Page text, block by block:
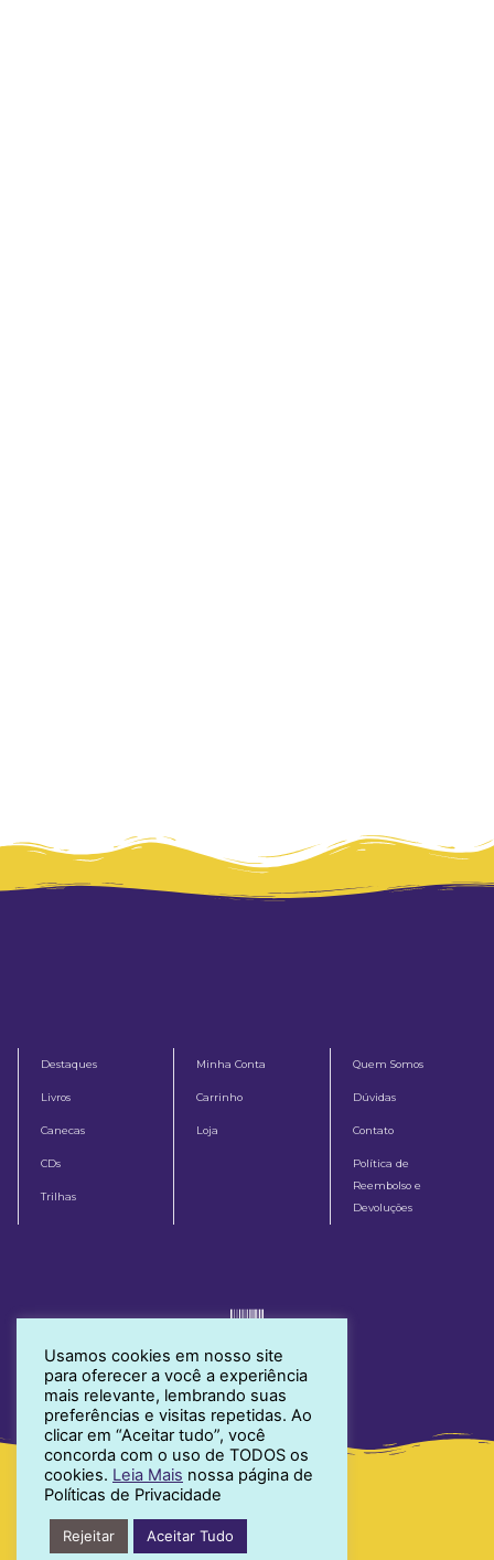
Destaques
Livros
Canecas
CDs
Trilhas
Minha Conta
Carrinho
Loja
Quem Somos
Dúvidas
Contato
Política de
Reembolso e
Devoluções
Usamos cookies em nosso site
para oferecer a você a experiência
mais relevante, lembrando suas
preferências e visitas repetidas. Ao
clicar em “Aceitar tudo”, você
concorda com o uso de TODOS os
cookies. Leia Mais nossa página de
Políticas de Privacidade
Rejeitar Aceitar Tudo